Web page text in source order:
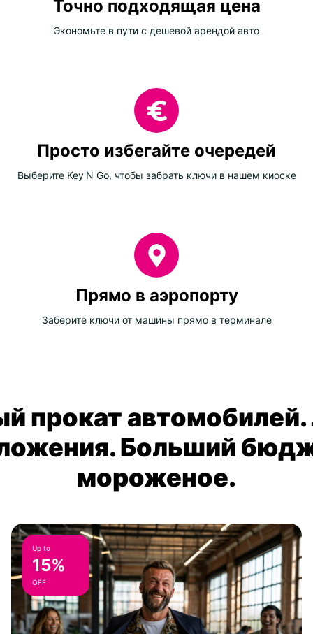
Точно подходящая цена
Экономьте в пути с дешевой арендой авто
Просто избегайте очередей
Выберите Key'N Go, чтобы забрать ключи в нашем киоске
Прямо в аэропорту
Заберите ключи от машины прямо в терминале
прокат
Больший
мороженое.
Up to
15%
OFF